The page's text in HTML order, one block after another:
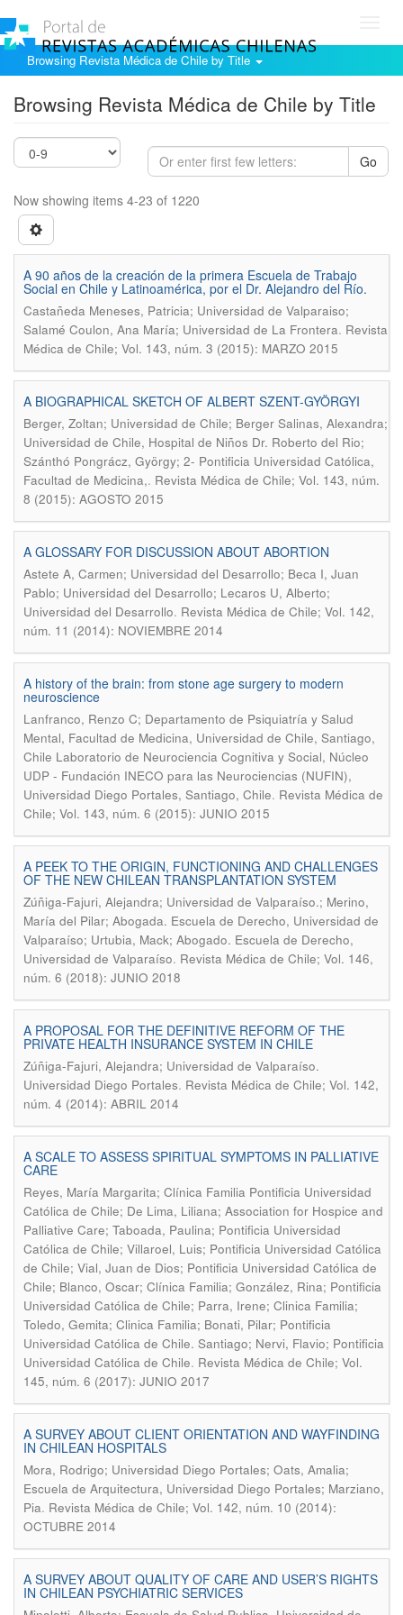
Browsing Revista Médica de Chile by Title
Browsing Revista Médica de Chile by Title
Go
Now showing items 4-23 of 1220
A 90 años de la creación de la primera Escuela de Trabajo
Social en Chile y Latinoamérica, por el Dr. Alejandro del Río.
Castañeda Meneses, Patricia; Universidad de Valparaiso;
Salamé Coulon, Ana María; Universidad de La Frontera. Revista
Médica de Chile; Vol. 143, núm. 3 (2015): MARZO 2015
A BIOGRAPHICAL SKETCH OF ALBERT SZENT-GYÖRGYI
Berger, Zoltan; Universidad de Chile; Berger Salinas, Alexandra;
Universidad de Chile, Hospital de Niños Dr. Roberto del Rio;
Szánthó Pongrácz, György; 2- Pontificia Universidad Católica,
Facultad de Medicina,. Revista Médica de Chile; Vol. 143, núm.
8 (2015): AGOSTO 2015
A GLOSSARY FOR DISCUSSION ABOUT ABORTION
Astete A, Carmen; Universidad del Desarrollo; Beca I, Juan
Pablo; Universidad del Desarrollo; Lecaros U, Alberto;
Universidad del Desarrollo. Revista Médica de Chile; Vol. 142,
núm. 11 (2014): NOVIEMBRE 2014
A history of the brain: from stone age surgery to modern
neuroscience
Lanfranco, Renzo C; Departamento de Psiquiatría y Salud
Mental, Facultad de Medicina, Universidad de Chile, Santiago,
Chile Laboratorio de Neurociencia Cognitiva y Social, Núcleo
UDP - Fundación INECO para las Neurociencias (NUFIN),
Universidad Diego Portales, Santiago, Chile. Revista Médica de
Chile; Vol. 143, núm. 6 (2015): JUNIO 2015
A PEEK TO THE ORIGIN, FUNCTIONING AND CHALLENGES
OF THE NEW CHILEAN TRANSPLANTATION SYSTEM
Zúñiga-Fajuri, Alejandra; Universidad de Valparaíso.; Merino,
María del Pilar; Abogada. Escuela de Derecho, Universidad de
Valparaíso; Urtubia, Mack; Abogado. Escuela de Derecho,
Universidad de Valparaíso. Revista Médica de Chile; Vol. 146,
núm. 6 (2018): JUNIO 2018
A PROPOSAL FOR THE DEFINITIVE REFORM OF THE
PRIVATE HEALTH INSURANCE SYSTEM IN CHILE
Zúñiga-Fajuri, Alejandra; Universidad de Valparaíso.
Universidad Diego Portales. Revista Médica de Chile; Vol. 142,
núm. 4 (2014): ABRIL 2014
A SCALE TO ASSESS SPIRITUAL SYMPTOMS IN PALLIATIVE
CARE
Reyes, María Margarita; Clínica Familia Pontificia Universidad
Católica de Chile; De Lima, Liliana; Association for Hospice and
Palliative Care; Taboada, Paulina; Pontificia Universidad
Católica de Chile; Villaroel, Luis; Pontificia Universidad Católica
de Chile; Vial, Juan de Dios; Pontificia Universidad Católica de
Chile; Blanco, Oscar; Clínica Familia; González, Rina; Pontificia
Universidad Católica de Chile; Parra, Irene; Clinica Familia;
Toledo, Gemita; Clinica Familia; Bonati, Pilar; Pontificia
Universidad Católica de Chile. Santiago; Nervi, Flavio; Pontificia
Universidad Católica de Chile. Revista Médica de Chile; Vol.
145, núm. 6 (2017): JUNIO 2017
A SURVEY ABOUT CLIENT ORIENTATION AND WAYFINDING
IN CHILEAN HOSPITALS
Mora, Rodrigo; Universidad Diego Portales; Oats, Amalia;
Escuela de Arquitectura, Universidad Diego Portales; Marziano,
Pia. Revista Médica de Chile; Vol. 142, núm. 10 (2014):
OCTUBRE 2014
A SURVEY ABOUT QUALITY OF CARE AND USER’S RIGHTS
IN CHILEAN PSYCHIATRIC SERVICES